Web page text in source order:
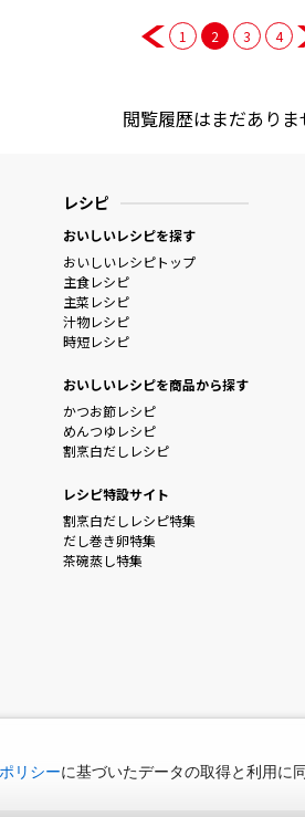
1 2 3 4
閲覧履歴はまだありま
レシピ
おいしいレシピを探す
おいしいレシピトップ
主食レシピ
主菜レシピ
汁物レシピ
時短レシピ
おいしいレシピを商品から探す
かつお節レシピ
めんつゆレシピ
割烹白だしレシピ
レシピ特設サイト
割烹白だしレシピ特集
だし巻き卵特集
茶碗蒸し特集
リシーに基づいたデータの取得と利用に